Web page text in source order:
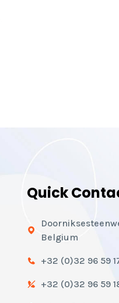
Quick
Belgium
+32 (0)32 96 59
+32 (0)32 96 59